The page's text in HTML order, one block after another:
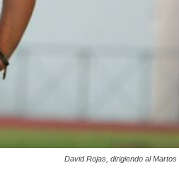
David Rojas, dirigiendo al Martos